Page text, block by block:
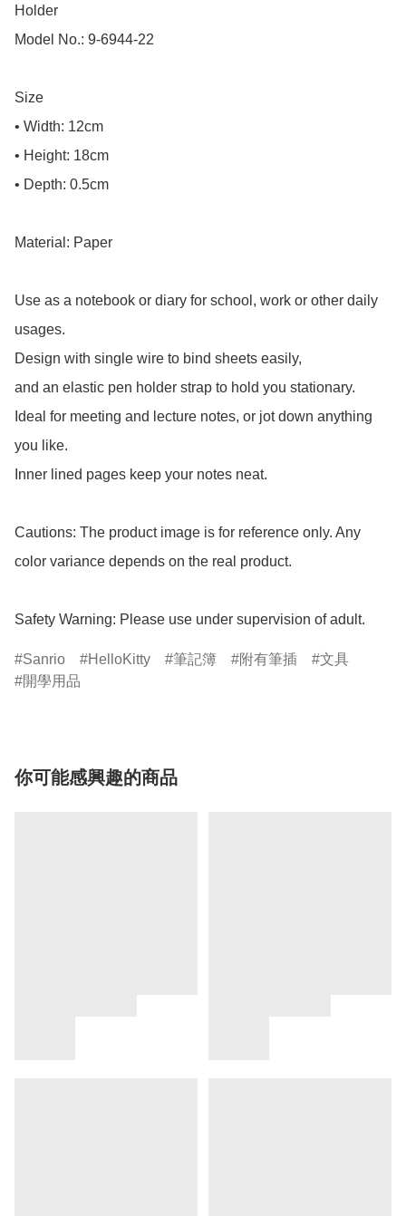
Holder
Model No.: 9-6944-22
Size
• Width: 12cm
• Height: 18cm
• Depth: 0.5cm
Material: Paper
Use as a notebook or diary for school, work or other daily
usages.
Design with single wire to bind sheets easily,
and an elastic pen holder strap to hold you stationary.
Ideal for meeting and lecture notes, or jot down anything
you like.
Inner lined pages keep your notes neat.
Cautions: The product image is for reference only. Any
color variance depends on the real product.
Safety Warning: Please use under supervision of adult.
Sanrio HelloKitty 筆記簿 附有筆插
文具
開學用品
你可能感興趣的商品